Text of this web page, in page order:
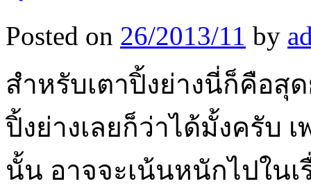
Posted on 26/2013/11 by
สำหรับเตาปิ้งย่างนี่ก็คือสุ
ปิ้งย่างเลยก็ว่าได้มั้งครับ
นั้น อาจจะเน้นหนักไปใน